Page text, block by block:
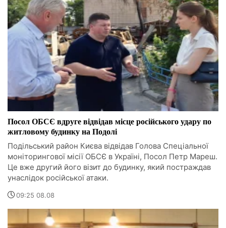
Посол ОБСЄ вдруге відвідав місце російського удару по
житловому будинку на Подолі
Подільський район Києва відвідав Голова Спеціальної
моніторингової місії ОБСЄ в Україні, Посол Петр Мареш.
Це вже другий його візит до будинку, який постраждав
унаслідок російської атаки.
09:25 08.08